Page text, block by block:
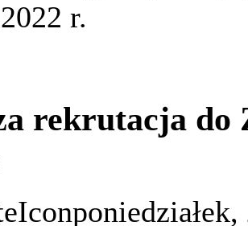
r.
rekrutacja do